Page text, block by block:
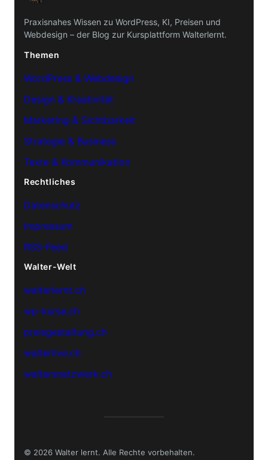
Praxisnahes Wissen zu WordPress, KI, Preisen und
Webdesign – der Blog zur Kursplattform Walterlernt.
Themen
WordPress & Webdesign
Design & Kreativität
Marketing & Sichtbarkeit
Strategie & Business
Texte & Kommunikation
Rechtliches
Datenschutz
Impressum
RSS-Feed
Walter-Welt
walterlernt.ch
wp-kurse.ch
preisgestaltung.ch
walterlive.ch
waltersnetzwerk.ch
© 2026 Walter lernt. Alle Rechte vorbehalten.